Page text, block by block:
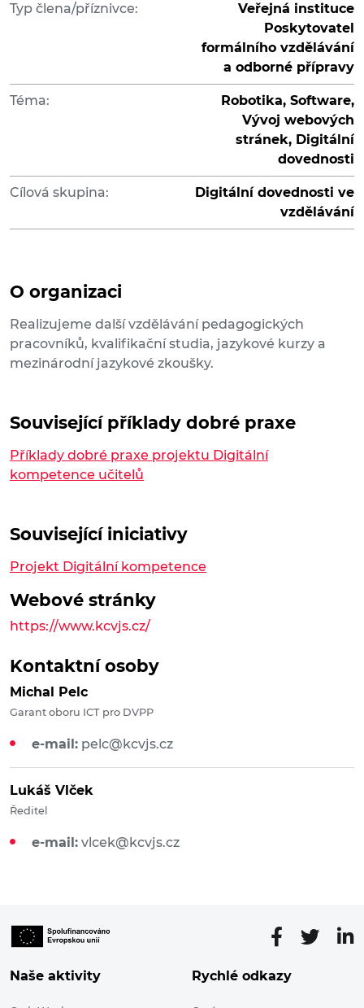
Typ člena/příznivce:
Veřejná instituce
Poskytovatel
formálního vzdělávání
a odborné přípravy
Téma:
Robotika, Software,
Vývoj webových
stránek, Digitální
dovednosti
Cílová skupina:
Digitální dovednosti ve
vzdělávání
O organizaci
Realizujeme další vzdělávání pedagogických
pracovníků, kvalifikační studia, jazykové kurzy a
mezinárodní jazykové zkoušky.
Související příklady dobré praxe
Příklady dobré praxe projektu Digitální
kompetence učitelů
Související iniciativy
Projekt Digitální kompetence
Webové stránky
https://www.kcvjs.cz/
Kontaktní osoby
Michal Pelc
Garant oboru ICT pro DVPP
e-mail: pelc@kcvjs.cz
Lukáš Vlček
Ředitel
e-mail: vlcek@kcvjs.cz
Naše aktivity Rychlé odkazy